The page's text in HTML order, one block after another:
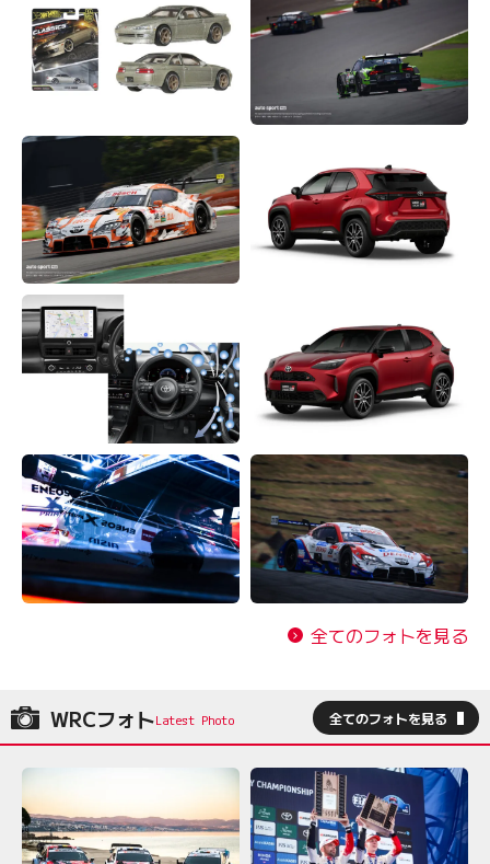
全てのフォトを見る
WRCフォト 全てのフォトを見る